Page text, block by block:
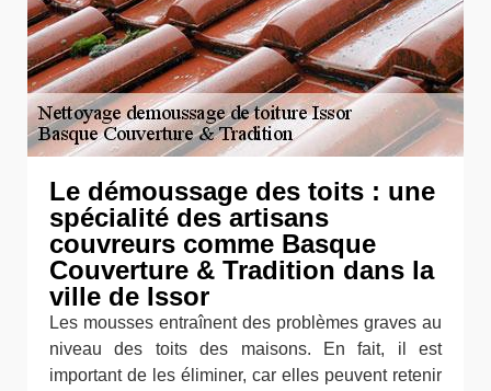
Le démoussage des toits : une
spécialité des artisans
couvreurs comme Basque
Couverture & Tradition dans la
ville de Issor
Les mousses entraînent des problèmes graves au
niveau des toits des maisons. En fait, il est
important de les éliminer, car elles peuvent retenir